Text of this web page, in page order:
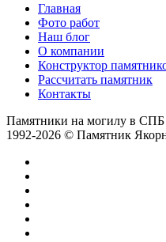
Главная
Фото работ
Наш блог
О компании
Конструктор
Рассчитать памятник
Контакты
Памятники на могилу в СПБ
1992-2026 © Памятник